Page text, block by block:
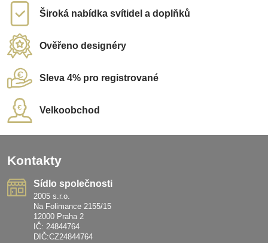
Široká nabídka svítidel a doplňků
Ověřeno designéry
Sleva 4% pro registrované
Velkoobchod
Kontakty
Sídlo společnosti
2005 s.r.o.
Na Folimance 2155/15
12000 Praha 2
IČ: 24844764
DIČ:CZ24844764